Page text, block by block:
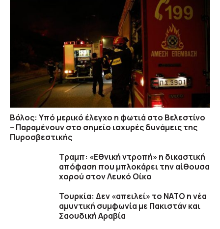
Βόλος: Υπό μερικό έλεγχο η φωτιά στο Βελεστίνο
– Παραμένουν στο σημείο ισχυρές δυνάμεις της
Πυροσβεστικής
Τραμπ: «Εθνική ντροπή» η δικαστική
απόφαση που μπλοκάρει την αίθουσα
χορού στον Λευκό Οίκο
Τουρκία: Δεν «απειλεί» το ΝΑΤΟ η νέα
αμυντική συμφωνία με Πακιστάν και
Σαουδική Αραβία